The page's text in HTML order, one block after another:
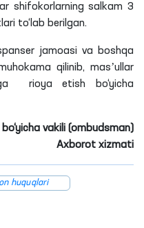
shifokorlarning salkam 3
to‘lab berilgan.
jamoasi va boshqa
qilinib, masʼullar
rioya etish bo‘yicha
vakili (ombudsman)
Axborot xizmati
huquqlari